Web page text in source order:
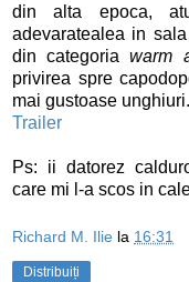
din alta epoca,
adevaratealea in
din categoriawarm
privirea spre
mai gustoase
Trailer
Ps: ii datorez
care mi l-a scos in
Richard M. Ilie la 16:31
Distribuiți